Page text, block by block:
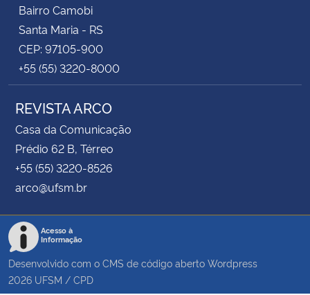
Bairro Camobi
Santa Maria - RS
CEP: 97105-900
+55 (55) 3220-8000
REVISTA ARCO
Casa da Comunicação
Prédio 62 B, Térreo
+55 (55) 3220-8526
arco@ufsm.br
Acesso à
Informação
Desenvolvido com o CMS de código aberto Wordpress
2026 UFSM / CPD